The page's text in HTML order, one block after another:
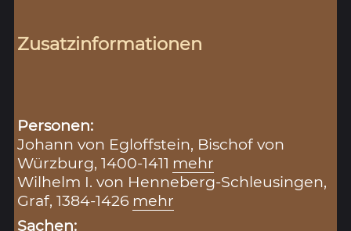
Zusatzinformationen
Personen:
Johann von Egloffstein, Bischof von
Würzburg, 1400-1411 mehr
Wilhelm I. von Henneberg-Schleusingen,
Graf, 1384-1426 mehr
Sachen: